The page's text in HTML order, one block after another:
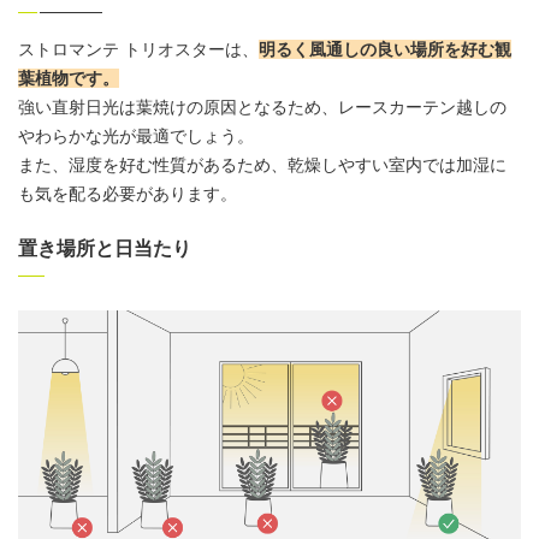
ストロマンテ トリオスターは、 明るく風通しの良い場所を好む観
葉植物です。
強い直射日光は葉焼けの原因となるため、レースカーテン越しの
やわらかな光が最適でしょう。
また、湿度を好む性質があるため、乾燥しやすい室内では加湿に
も気を配る必要があります。
置き場所と日当たり